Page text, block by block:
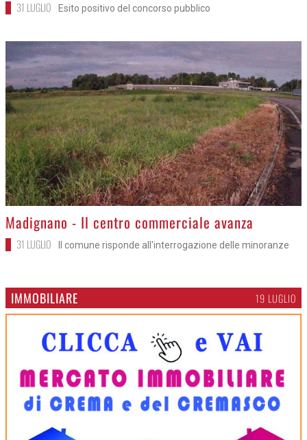
31 LUGLIO Esito positivo del concorso pubblico
>Madignano - Il centro commerciale avanza
31 LUGLIO Il comune risponde all'interrogazione delle minoranze
IMMOBILIARE 19 LUGLIO